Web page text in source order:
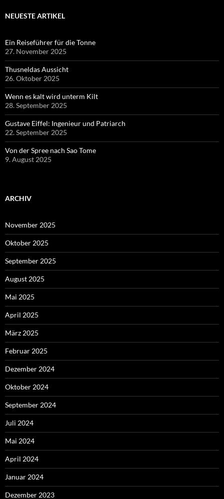
NEUESTE ARTIKEL
Ein Reiseführer für die Tonne
27. November 2025
Thusneldas Aussicht
26. Oktober 2025
Wenn es kalt wird unterm Kilt
28. September 2025
Gustave Eiffel: Ingenieur und Patriarch
22. September 2025
Von der Spree nach Sao Tome
9. August 2025
ARCHIV
November 2025
Oktober 2025
September 2025
August 2025
Mai 2025
April 2025
März 2025
Februar 2025
Dezember 2024
Oktober 2024
September 2024
Juli 2024
Mai 2024
April 2024
Januar 2024
Dezember 2023